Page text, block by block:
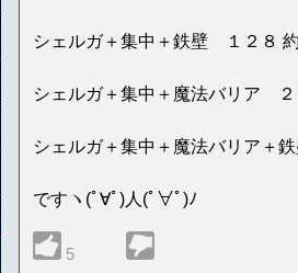
シェルガ＋集中＋鉄壁 １２８
シェルガ＋集中＋魔法バリア ２
シェルガ＋集中＋魔法バリア＋
ですヽ(ﾟ∀ﾟ)人(ﾟ∀ﾟ)ﾉ
5